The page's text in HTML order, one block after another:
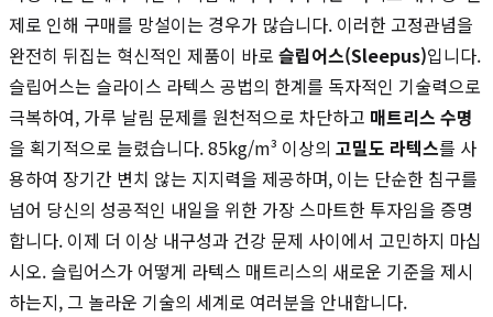
제로 인해 구매를 망설이는 경우가 많습니다. 이러한 고정관념을
완전히 뒤집는 혁신적인 제품이 바로 슬립어스(Sleepus)입니다.
슬립어스는 슬라이스 라텍스 공법의 한계를 독자적인 기술력으로
극복하여, 가루 날림 문제를 원천적으로 차단하고 매트리스 수명
을 획기적으로 늘렸습니다. 85kg/m³ 이상의 고밀도 라텍스를 사
용하여 장기간 변치 않는 지지력을 제공하며, 이는 단순한 침구를
넘어 당신의 성공적인 내일을 위한 가장 스마트한 투자임을 증명
합니다. 이제 더 이상 내구성과 건강 문제 사이에서 고민하지 마십
시오. 슬립어스가 어떻게 라텍스 매트리스의 새로운 기준을 제시
하는지, 그 놀라운 기술의 세계로 여러분을 안내합니다.